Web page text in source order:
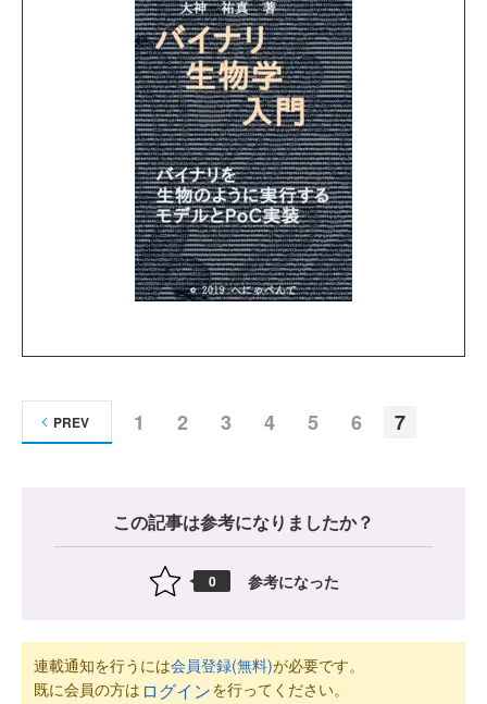
1 2 3 4 5 6 7
PREV
この記事は参考になりましたか？
0 参考になった
連載通知を行うには会員登録(無料)が必要です。
既に会員の方は ログインを行ってください。